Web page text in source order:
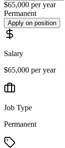
$65,000 per year
Permanent
Apply on position
Salary
$65,000 per year
Job Type
Permanent